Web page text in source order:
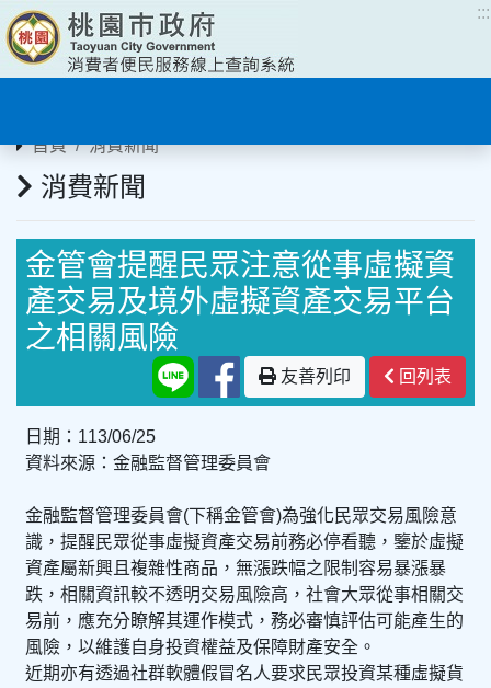
:::
首頁 消費新聞
消費新聞
金管會提醒民眾注意從事虛擬資
產交易及境外虛擬資產交易平台
之相關風險
友善列印 回列表
日期：113/06/25
資料來源：金融監督管理委員會
金融監督管理委員會(下稱金管會)為強化民眾交易風險意
識，提醒民眾從事虛擬資產交易前務必停看聽，鑒於虛擬
資產屬新興且複雜性商品，無漲跌幅之限制容易暴漲暴
跌，相關資訊較不透明交易風險高，社會大眾從事相關交
易前，應充分瞭解其運作模式，務必審慎評估可能產生的
風險，以維護自身投資權益及保障財產安全。
近期亦有透過社群軟體假冒名人要求民眾投資某種虛擬貨